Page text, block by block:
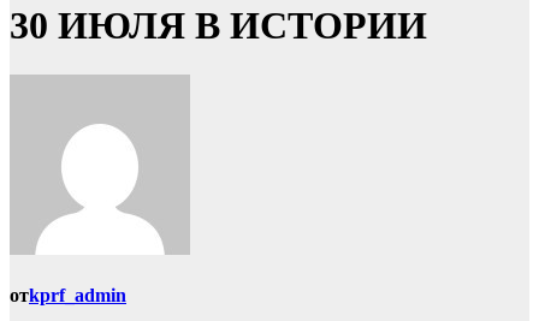
30 ИЮЛЯ В ИСТОРИИ
отkprf_admin